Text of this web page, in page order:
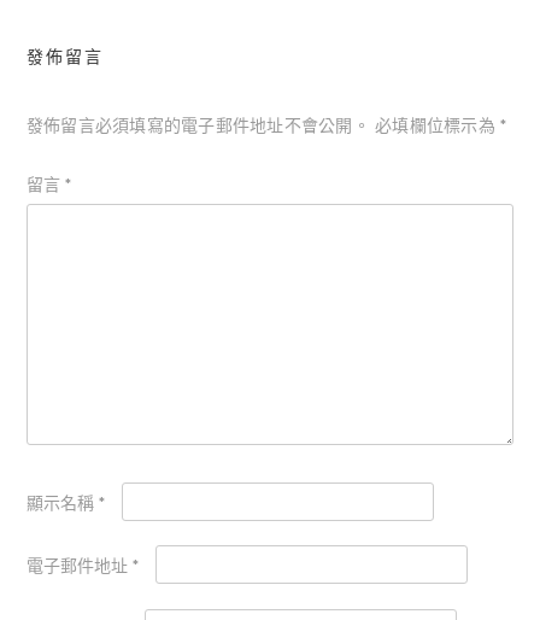
發佈留言
發佈留言必須填寫的電子郵件地址不會公開。 必填欄位標示為*
留言 *
顯示名稱 *
電子郵件地址 *